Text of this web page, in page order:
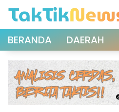
BERANDA DAERAH